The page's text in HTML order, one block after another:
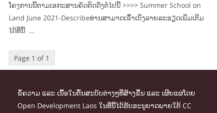
ໂຄງການນີ້ຕາມເອກະສານຄັດຕິດດັ່ງຕໍ່ໄປນີ້ >>>> Summer School on
Land June 2021-Describeທ່ານສາມາດເຂົ້າເບິ່ງລາຍລະອຽດເພິ່ມເຕີມ
ໄດ້ທີ່ນີ້ ...
Page 1 of 1
ຂໍ້ຄວາມ ແລະ ເນື້ອໃນຕົ້ນສະບັບຕ່າງໆທີ່ສ້າງຂຶ້ນ ແລະ ເຜີຍແຜ່ໂດຍ
Open Development Laos ໃນທີ່ນີ້ໄດ້ຮັບອະນຸຍາດພາຍໃຕ້ CC